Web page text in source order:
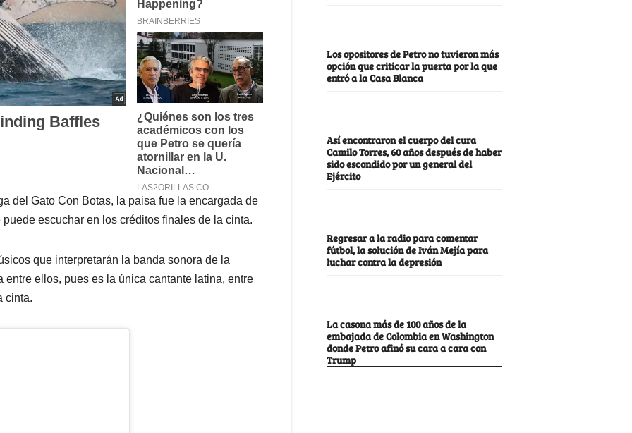
del Gato Con Botas, la paisa fue la encargada de
escuchar en los créditos finales de la cinta.
que interpretarán la banda sonora de la
entre ellos, pues es la única cantante latina, entre
cinta.
Los opositores de Petro no tuvieron más
opción que criticar la puerta por la que
entró a la Casa Blanca
Así encontraron el cuerpo del cura
Camilo Torres, 60 años después de haber
sido escondido por un general del
Ejército
Regresar a la radio para comentar
fútbol, la solución de Iván Mejía para
luchar contra la depresión
La casona más de 100 años de la
embajada de Colombia en Washington
donde Petro afinó su cara a cara con
Trump